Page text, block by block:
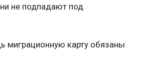
не подпадают под
миграционную карту обязаны